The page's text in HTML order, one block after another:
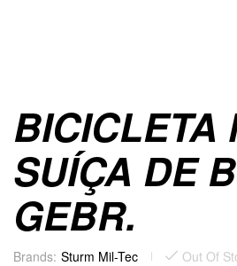
BICICLETA
SUÍÇA DE
GEBR.
Brands: Sturm Mil-Tec Out Of